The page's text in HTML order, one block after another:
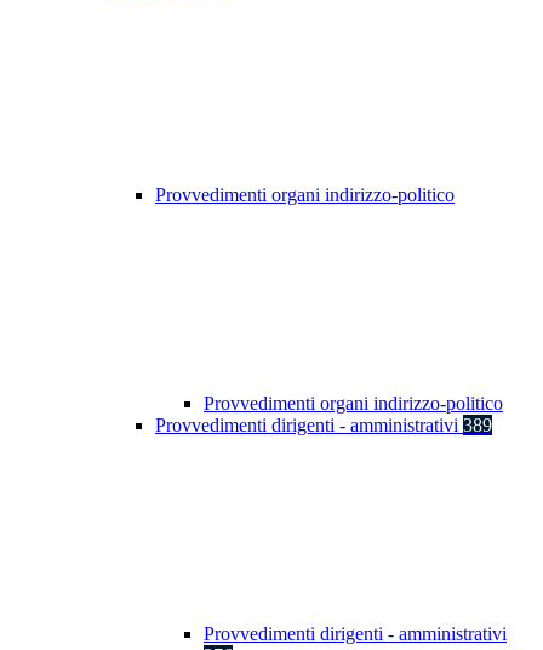
Provvedimenti organi indirizzo-politico
Provvedimenti organi indirizzo-politico
Provvedimenti dirigenti - amministrativi 389
Provvedimenti dirigenti - amministrativi